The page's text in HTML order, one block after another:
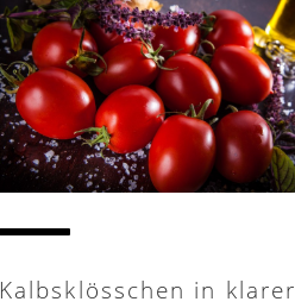
Kalbsklösschen in klarer